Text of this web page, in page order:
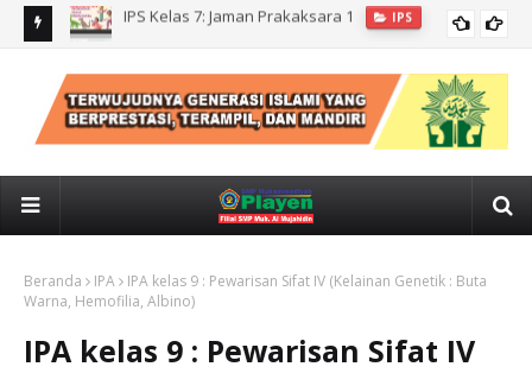
IPS
Beranda IPA
IPA kelas 9 : Pewarisan Sifat IV (Kelainan Genetik : Buta
Warna, Hemofilia, Albino)
IPA kelas 9 : Pewarisan Sifat IV